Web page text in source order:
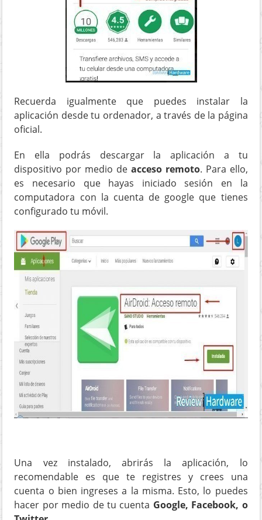
Recuerda igualmente que puedes instalar la
aplicación desde tu ordenador, a través de la página
oficial.
En ella podrás descargar la aplicación a tu
dispositivo por medio de acceso remoto. Para ello,
es necesario que hayas iniciado sesión en la
computadora con la cuenta de google que tienes
configurado tu móvil.
Una vez instalado, abrirás la aplicación, lo
recomendable es que te registres y crees una
cuenta o bien ingreses a la misma. Esto, lo puedes
hacer por medio de tu cuenta Google, Facebook, o